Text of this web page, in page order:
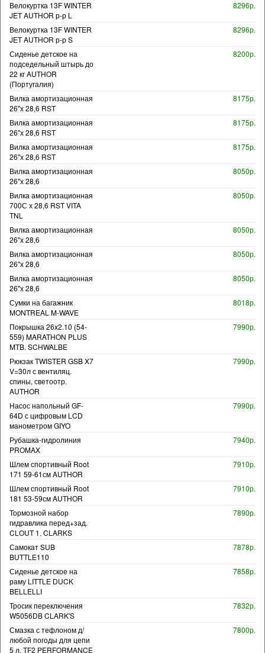
Велокуртка 13F WINTER
JET AUTHOR р-р L
8296р.
Велокуртка 13F WINTER
JET AUTHOR р-р S
8296р.
Сиденье детское на
подседельный штырь до
22 кг AUTHOR
(Португалия)
8200р.
Вилка амортизационная
26"х 28,6 RST
8175р.
Вилка амортизационная
26"х 28,6 RST
8175р.
Вилка амортизационная
26"х 28,6 RST
8175р.
Вилка амортизационная
26"х 28,6
8050р.
Вилка амортизационная
700С х 28,6 RST VITA
TNL
8050р.
Вилка амортизационная
26"х 28,6
8050р.
Вилка амортизационная
26"х 28,6
8050р.
Вилка амортизационная
26"х 28,6
8050р.
Сумки на багажник
MONTREAL M-WAVE
8018р.
Покрышка 26x2.10 (54-
559) MARATHON PLUS
MTB. SCHWALBE
7990р.
Рюкзак TWISTER GSB X7
V=30л с вентиляц.
спины, светоотр.
AUTHOR
7990р.
Насос напольный GF-
64D с цифровым LCD
манометром GIYO
7990р.
Рубашка-гидролиния
PROMAX
7940р.
Шлем спортивный Root
171 59-61см AUTHOR
7910р.
Шлем спортивный Root
181 53-59см AUTHOR
7910р.
Тормозной набор
гидравлика перед+зад.
CLOUT 1. CLARKS
7890р.
Самокат SUB
BUTTLE110
7878р.
Сиденье детское на
раму LITTLE DUCK
BELLELLI
7858р.
Тросик переключения
W5056DB CLARK'S
7832р.
Смазка с тефлоном д/
любой погоды для цепи
5 л. TF2 PERFORMANCE
7800р.